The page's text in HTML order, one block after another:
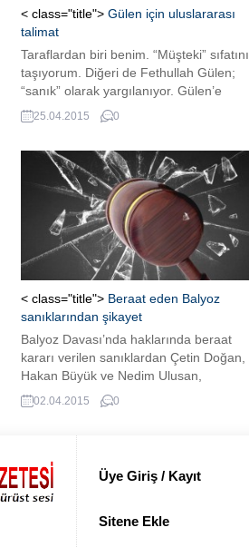
< class="title"> Gülen için uluslararası
talimat
Taraflardan biri benim. “Müşteki” sıfatını
taşıyorum. Diğeri de Fethullah Gülen;
“sanık” olarak yargılanıyor. Gülen’e
isnat edilen suç: İftira. Davaya bakan
Ankara 22. Asliye Ceza Mahkemesi,
için “Uluslararası Talimat” yazdı. Adalet
Bakanlığı’na gönderdi. Pensilvanya’da
bulunan Gülen’in “savunmasını” istiyor.
Gülen hakkında bir başka “Uluslararası
Talimat” yazısı daha var....
25.04.2015 0
< class="title"> Beraat eden Balyoz
sanıklarından şikayet
Balyoz Davası’nda haklarında beraat
kararı verilen sanıklardan Çetin Doğan,
Hakan Büyük ve Nedim Ulusan,
haklarında mahkumiyet kararı veren
kapatılan İstanbul 10. Ağır Ceza
zamanda kararı onayan Yargıtay 9.
Daire Dairesi Başkan, üye ve yargıtay
savcısını şikayet etti.
02.04.2015 0
Üye Giriş / Kayıt
Sitene Ekle